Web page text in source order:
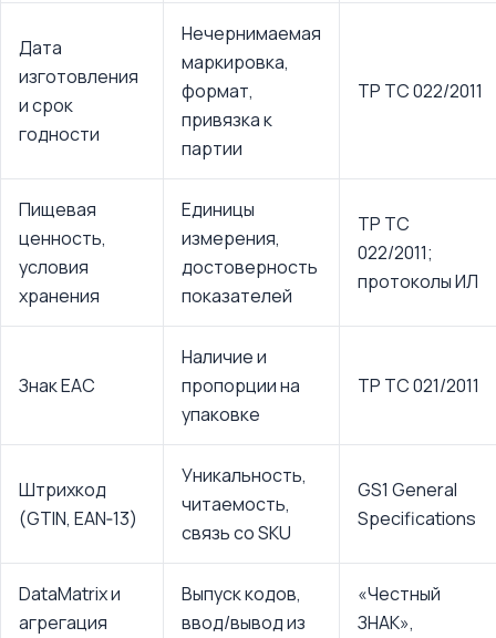
Дата
изготовления
и срок
годности
Нечернимаемая
маркировка,
формат,
привязка к
партии
ТР ТС 022/2011
Пищевая
ценность,
условия
хранения
Единицы
измерения,
достоверность
показателей
ТР ТС
022/2011;
протоколы ИЛ
Знак ЕАС
Наличие и
пропорции на
упаковке
ТР ТС 021/2011
Штрихкод
(GTIN, EAN‑13)
Уникальность,
читаемость,
связь со SKU
GS1 General
Specifications
DataMatrix и
агрегация
Выпуск кодов,
ввод/вывод из
«Честный
ЗНАК»,